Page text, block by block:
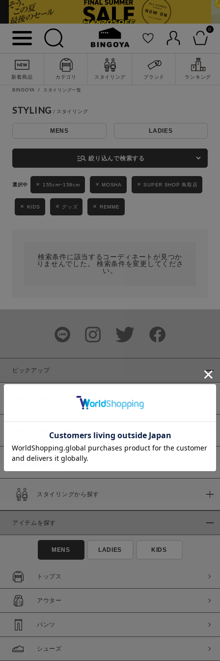
0
新着商品 カテゴリ スタイリング ブランド ランキング
詳細検索
キーワード
性別
MENS LADIES KIDS
ブランド
商品タイプ
通常商品
セール価格
在庫
在庫あり
BINGOYA スタイリング一覧
STYLING
MENS LADIES
manage_search 絞り込んで検索する
155cm~159cm MOSHA SUPER SHOP 鳥取店
KIDS グッズ REMME
検索条件に該当するコーディネートが見つか
りませんでした。 検索条件を変更してくださ
い。
ピックアップ
予約商品
スタイリングから探す
アイテムを探す
MENS LADIES KIDS
トップス
アウター
パンツ
シューズ